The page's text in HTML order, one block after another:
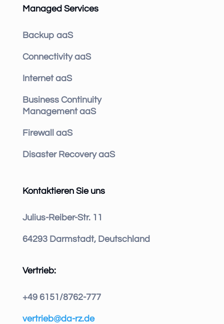
Managed Services
Backup aaS
Connectivity aaS
Internet aaS
Business Continuity
Management aaS
Firewall aaS
Disaster Recovery aaS
Kontaktieren Sie uns
Julius-Reiber-Str. 11
64293 Darmstadt, Deutschland
Vertrieb:
+49 6151/8762-777
vertrieb@da-rz.de